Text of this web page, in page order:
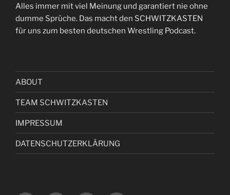
Alles immer mit viel Meinung und garantiert nie ohne
dumme Sprüche. Das macht den SCHWITZKASTEN
für uns zum besten deutschen Wrestling Podcast.
ABOUT
TEAM SCHWITZKASTEN
IMPRESSUM
DATENSCHUTZERKLÄRUNG